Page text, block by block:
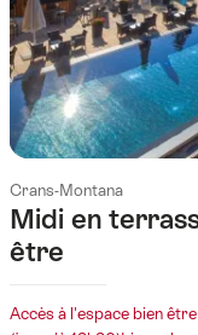
Crans-Montana
Midi en
être
Accès à l'espace bien